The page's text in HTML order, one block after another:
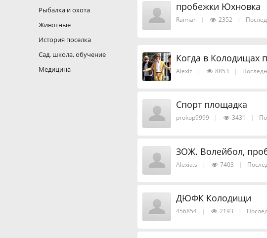
пробежки Юхновка
Raimar | 2352 |
Когда в Колодищах
Alexiz | 8853 |
Спорт площадка
prokop9999 | 3431 |
ЗОЖ. Волейбол,
Alexia.s | 7403 |
ДЮФК Колодищи
456854 | 2193 |
Рыбалка и охота
Животные
История поселка
Сад, школа, обучение
Медицина